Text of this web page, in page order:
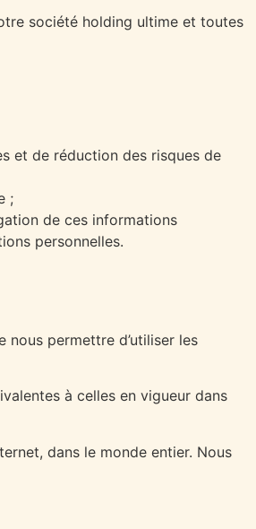
société holding ultime et toutes
et de réduction des risques de
;
de ces informations
personnelles.
permettre d’utiliser les
à celles en vigueur dans
dans le monde entier. Nous